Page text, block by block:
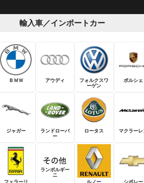
輸入車／インポートカー
ＢＭＷ アウディ
フォルクスワ
ーゲン
ポルシェ
ジャガー
ランドローバ
ー
ロータス マクラーレ
フェラーリ
ランボルギー
ニ
ルノー
シボレー